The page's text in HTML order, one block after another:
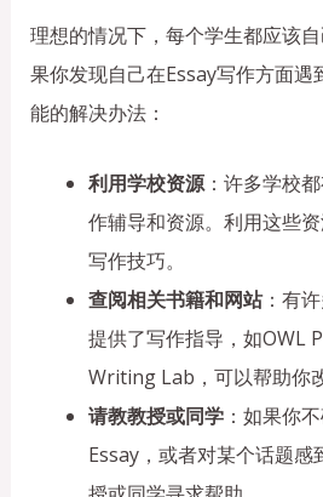
理想的情况下，每个学生都应该
果你发现自己在Essay写作方面遇
能的解决办法：
利用学校资源：许多学校
作辅导和资源。利用这些
写作技巧。
查阅相关书籍和网站：有
提供了写作指导，如OWL
Writing Lab，可以帮助你
请教教授或同学：如果你
Essay，或者对某个话题